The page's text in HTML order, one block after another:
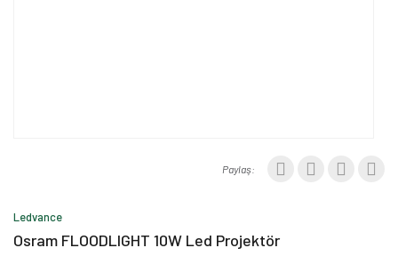
Paylaş:
Ledvance
Osram FLOODLIGHT 10W Led Projektör